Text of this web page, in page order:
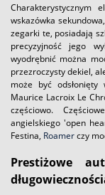
Charakterystycznym
wskazówka
zegarki te, posiadają
precyzyjność jego
wyodrębnić można
przezroczysty dekiel,
może być
Maurice Lacroix Le
częściowo.
angielskiego 'open
Festina, Roamerczy
Prestiżowe